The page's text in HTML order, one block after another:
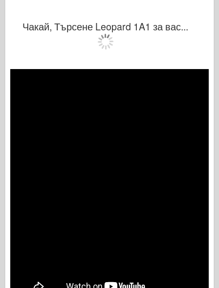
Чакай, Търсене Leopard 1A1 за вас...